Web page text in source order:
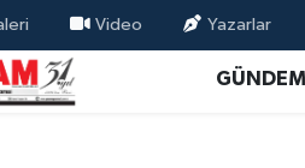
Video Yazarlar
GÜNDEM